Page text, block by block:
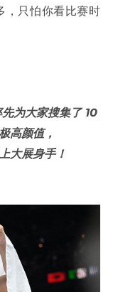
，只怕你看比赛时
为大家搜集了 10
高颜值，
大展身手！